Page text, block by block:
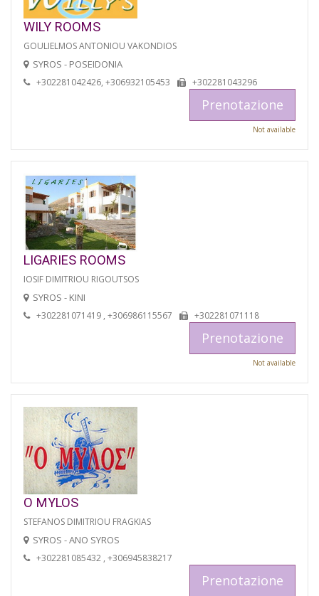
WILY ROOMS
GOULIELMOS ANTONIOU VAKONDIOS
SYROS - POSEIDONIA
+302281042426, +306932105453 +302281043296
Prenotazione
Not available
LIGARIES ROOMS
IOSIF DIMITRIOU RIGOUTSOS
SYROS - KINI
+302281071419 , +306986115567 +302281071118
Prenotazione
Not available
O MYLOS
STEFANOS DIMITRIOU FRAGKIAS
SYROS - ANO SYROS
+302281085432 , +306945838217
Prenotazione